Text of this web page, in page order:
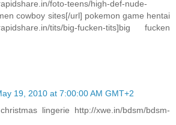
foto-teens/high-def-nude-
cowboy sites[/url] pokemon game hentai
tits/big-fucken-tits]big fucken
19, 2010 at 7:00:00 AM GMT+2
lingerie http://xwe.in/bdsm/bdsm-